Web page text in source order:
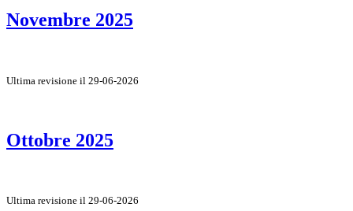
Novembre 2025
Ultima revisione il 29-06-2026
Ottobre 2025
Ultima revisione il 29-06-2026